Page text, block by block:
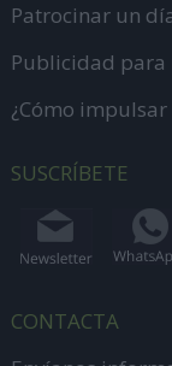
Patrocinar un
Publicidad para
¿Cómo
SUSCRÍBETE
CONTACTA